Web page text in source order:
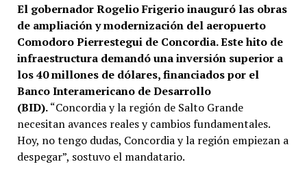
El gobernador Rogelio Frigerio inauguró las obras
de ampliación y modernización del aeropuerto
Comodoro Pierrestegui de Concordia. Este hito de
infraestructura demandó una inversión superior a
los 40 millones de dólares, financiados por el
Banco Interamericano de Desarrollo
(BID).“Concordia y la región de Salto Grande
necesitan avances reales y cambios fundamentales.
Hoy, no tengo dudas, Concordia y la región empiezan a
despegar”, sostuvo el mandatario.